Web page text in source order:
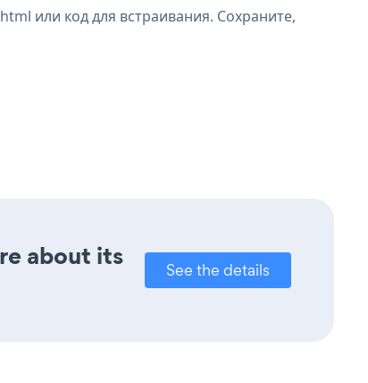
или код для встраивания. Сохраните,
about its
See the details